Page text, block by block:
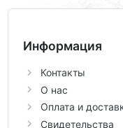
Информация
Контакты
О нас
Оплата и
Свидетельства